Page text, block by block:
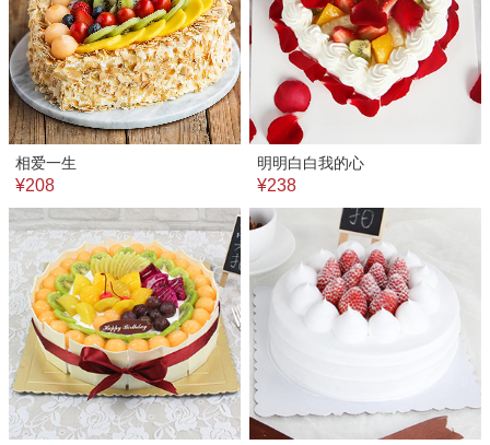
相爱一生
¥208
明明白白我的心
¥238